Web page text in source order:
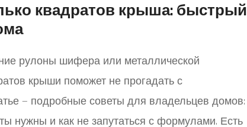
квадратов крыша: быстрый
рулоны шифера или металлической
крыши поможет не прогадать с
— подробные советы для владельцев домов:
нужны и как не запутаться с формулами. Есть